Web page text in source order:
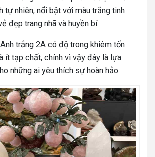
tự nhiên, nổi bật với màu trắng tinh
đẹp trang nhã và huyền bí.
trắng 2A có độ trong khiêm tốn
ít tạp chất, chính vì vậy đây là lựa
những ai yêu thích sự hoàn hảo.